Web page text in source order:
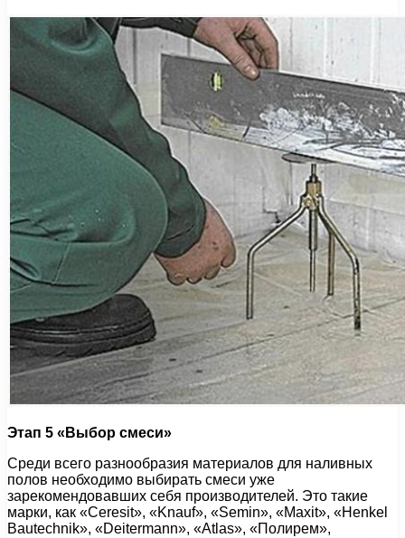
Этап 5 «Выбор смеси»
Среди всего разнообразия материалов для наливных
полов необходимо выбирать смеси уже
зарекомендовавших себя производителей. Это такие
марки, как «Ceresit», «Knauf», «Semin», «Maxit», «Henkel
Bautechnik», «Deitermann», «Atlas», «Полирем»,